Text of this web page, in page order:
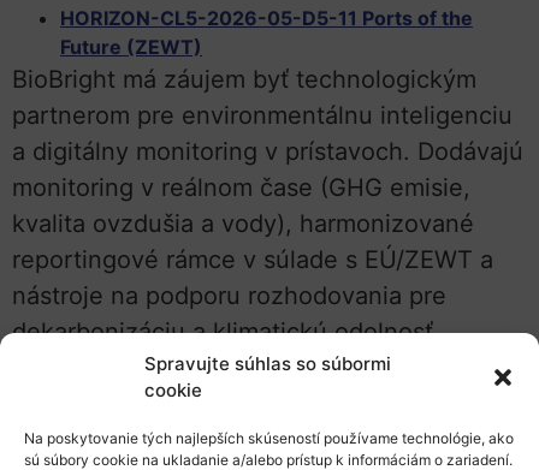
Spravujte súhlas so súbormi
cookie
Na poskytovanie tých najlepších skúseností používame technológie, ako
sú súbory cookie na ukladanie a/alebo prístup k informáciám o zariadení.
HORIZON-CL5-2026-05-D5-11 Ports of the
Future (ZEWT)
BioBright má záujem byť technologickým
partnerom pre environmentálnu inteligenciu
a digitálny monitoring v prístavoch. Dodávajú
monitoring v reálnom čase (GHG emisie,
kvalita ovzdušia a vody), harmonizované
reportingové rámce v súlade s EÚ/ZEWT a
nástroje na podporu rozhodovania pre
dekarbonizáciu a klimatickú odolnosť.
Zabezpečujú aj integráciu s PCS a VTMIS a
majú skúsenosti s nasadením riešení v
menších a stredných prístavoch vrátane